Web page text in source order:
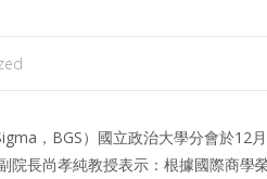
，BGS）國立政治大學分會於12
長尚孝純教授表示：根據國際商學